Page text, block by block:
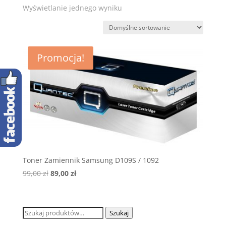
Wyświetlanie jednego wyniku
Promocja!
Toner Zamiennik Samsung D109S / 1092
99,00zł Pierwotna
99,00 zł.
89,00 złAktualna
89,00 zł.
Szukaj: Szukaj